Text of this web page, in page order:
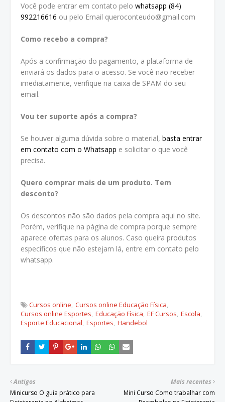
Você pode entrar em contato pelo whatsapp (84)
992216616 ou pelo Email queroconteudo@gmail.com
Como recebo a compra?
Após a confirmação do pagamento, a plataforma de
enviará os dados para o acesso. Se você não receber
imediatamente, verifique na caixa de SPAM do seu
email.
Vou ter suporte após a compra?
Se houver alguma dúvida sobre o material, basta entrar
em contato com o Whatsapp e solicitar o que você
precisa.
Quero comprar mais de um produto. Tem
desconto?
Os descontos não são dados pela compra aqui no site.
Porém, verifique na página de compra porque sempre
aparece ofertas para os alunos. Caso queira produtos
específicos que não estejam lá, entre em contato pelo
whatsapp.
Cursos online Cursos online Educação Física
Cursos online Esportes Educação Física EF Cursos Escola
Esporte Educacional Esportes Handebol
Mais recentes
Mini Curso Como trabalhar com
Antigos
Minicurso O guia prático para